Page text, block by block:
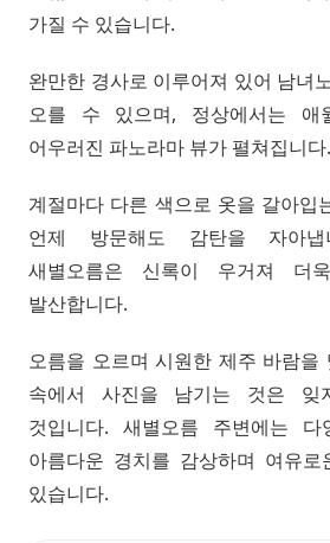
가질 수 있습니다.
완만한 경사로 이루어져 있어 남녀
오를 수 있으며, 정상에서는 애
어우러진 파노라마 뷰가 펼쳐집니다.
계절마다 다른 색으로 옷을 갈아입
언제 방문해도 감탄을 자아
새별오름은 신록이 우거져 더
발산합니다.
오름을 오르며 시원한 제주 바람을
속에서 사진을 남기는 것은
것입니다. 새별오름 주변에는
아름다운 경치를 감상하며 여유
있습니다.